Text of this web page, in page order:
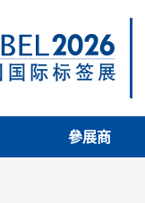
參展商